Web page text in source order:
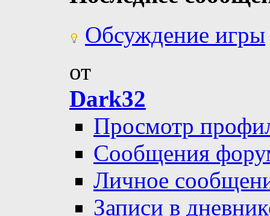
Обсуждение игры
от
Dark32
Просмотр
Сообщения
Личное
Записи в